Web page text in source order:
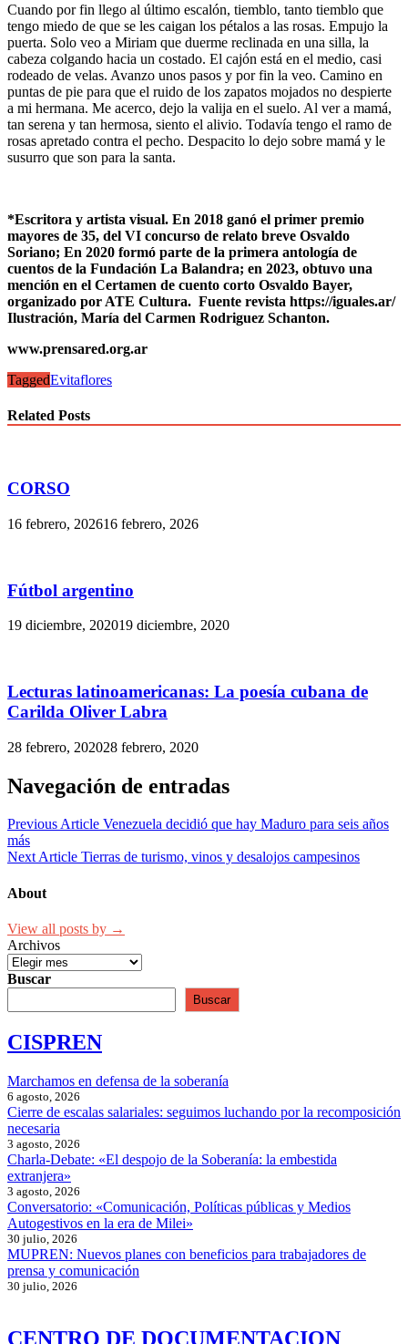
Cuando por fin llego al último escalón, tiemblo, tanto tiemblo que
tengo miedo de que se les caigan los pétalos a las rosas. Empujo la
puerta. Solo veo a Miriam que duerme reclinada en una silla, la
cabeza colgando hacia un costado. El cajón está en el medio, casi
rodeado de velas. Avanzo unos pasos y por fin la veo. Camino en
puntas de pie para que el ruido de los zapatos mojados no despierte
a mi hermana. Me acerco, dejo la valija en el suelo. Al ver a mamá,
tan serena y tan hermosa, siento el alivio. Todavía tengo el ramo de
rosas apretado contra el pecho. Despacito lo dejo sobre mamá y le
susurro que son para la santa.
*Escritora y artista visual. En 2018 ganó el primer premio
mayores de 35, del VI concurso de relato breve Osvaldo
Soriano; En 2020 formó parte de la primera antología de
cuentos de la Fundación La Balandra; en 2023, obtuvo una
mención en el Certamen de cuento corto Osvaldo Bayer,
organizado por ATE Cultura. Fuente revista https://iguales.ar/
Ilustración, María del Carmen Rodriguez Schanton.
www.prensared.org.ar
TaggedEvitaflores
Related Posts
CORSO
16 febrero, 202616 febrero, 2026
Fútbol argentino
19 diciembre, 202019 diciembre, 2020
Lecturas latinoamericanas: La poesía cubana de
Carilda Oliver Labra
28 febrero, 202028 febrero, 2020
Navegación de entradas
Previous Article Venezuela decidió que hay Maduro para seis años
más
Next Article Tierras de turismo, vinos y desalojos campesinos
About
View all posts by →
Archivos
Buscar
Buscar
CISPREN
Marchamos en defensa de la soberanía
6 agosto, 2026
Cierre de escalas salariales: seguimos luchando por la recomposición
necesaria
3 agosto, 2026
Charla-Debate: «El despojo de la Soberanía: la embestida
extranjera»
3 agosto, 2026
Conversatorio: «Comunicación, Políticas públicas y Medios
Autogestivos en la era de Milei»
30 julio, 2026
MUPREN: Nuevos planes con beneficios para trabajadores de
prensa y comunicación
30 julio, 2026
CENTRO DE DOCUMENTACION